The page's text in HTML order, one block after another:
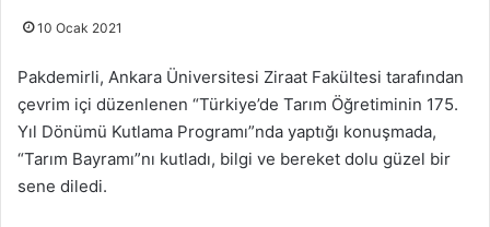
10 Ocak 2021
Pakdemirli, Ankara Üniversitesi Ziraat Fakültesi tarafından
çevrim içi düzenlenen “Türkiye’de Tarım Öğretiminin 175.
Yıl Dönümü Kutlama Programı”nda yaptığı konuşmada,
“Tarım Bayramı”nı kutladı, bilgi ve bereket dolu güzel bir
sene diledi.